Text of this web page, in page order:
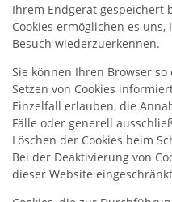
Ihrem Endgerät gespeichert
Cookies ermöglichen es
Besuch wiederzuerkennen.
Sie können Ihren Browser
Setzen von Cookies
Einzelfall erlauben, die
Fälle oder generell
Löschen der Cookies beim
Bei der Deaktivierung von
dieser Website